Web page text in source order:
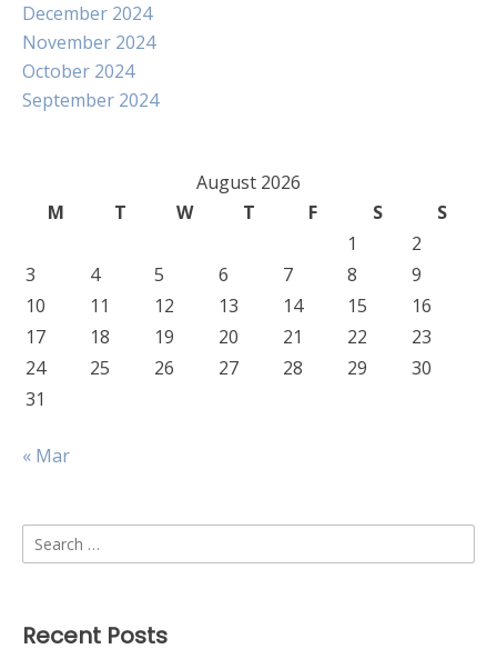
December 2024
November 2024
October 2024
September 2024
August 2026
M
T W T F S
S
1
2
3
4 5 6 7 8
9
10
11 12 13 14 15
16
17
18 19 20 21 22
23
24
25 26 27 28 29
30
31
« Mar
Search
for:
Recent Posts